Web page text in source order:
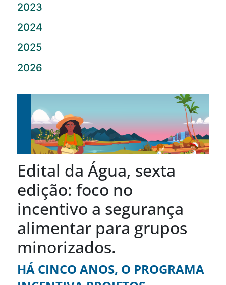
2023
2024
2025
2026
Edital da Água, sexta
edição: foco no
incentivo a segurança
alimentar para grupos
minorizados.
HÁ CINCO ANOS, O PROGRAMA